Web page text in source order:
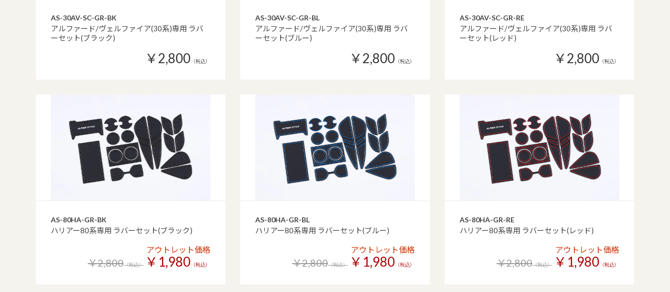
AS-30AV-SC-GR-BK
アルファード/ヴェルファイア(30系)専用 ラバ
ーセット(ブラック)
￥2,800 （税込）
AS-30AV-SC-GR-BL
アルファード/ヴェルファイア(30系)専用 ラバ
ーセット(ブルー)
￥2,800 （税込）
AS-30AV-SC-GR-RE
アルファード/ヴェルファイア(30系)専用 ラバ
ーセット(レッド)
￥2,800 （税込）
AS-80HA-GR-BK
ハリアー80系専用 ラバーセット(ブラック)
アウトレット価格
￥2,800（税込） ￥1,980 （税込）
AS-80HA-GR-BL
ハリアー80系専用 ラバーセット(ブルー)
アウトレット価格
￥2,800（税込） ￥1,980 （税込）
AS-80HA-GR-RE
ハリアー80系専用 ラバーセット(レッド)
アウトレット価格
￥2,800（税込） ￥1,980 （税込）